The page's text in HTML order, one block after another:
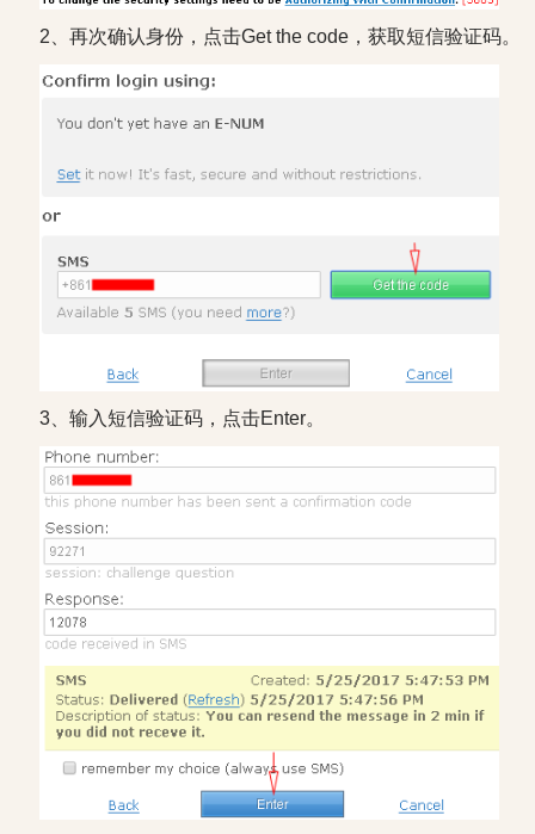
2、再次确认身份，点击Get the code，获取短信验证码。
3、输入短信验证码，点击Enter。